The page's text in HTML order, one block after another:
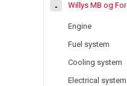
Willys MB og
Engine
Fuel system
Cooling system
Electrical system